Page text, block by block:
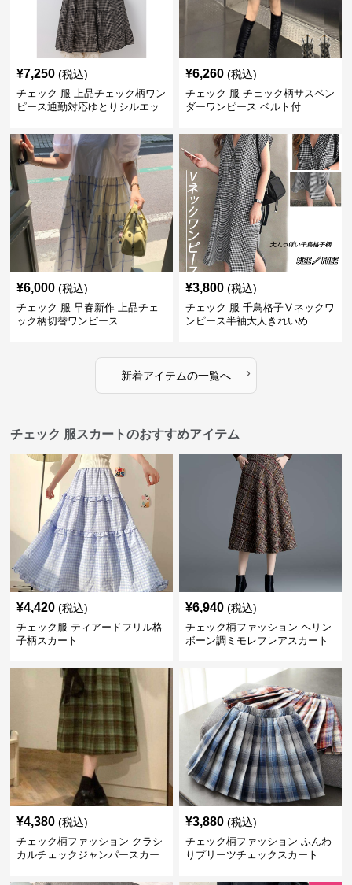
¥7,250 (税込)
チェック 服 上品チェック柄ワン
ピース通勤対応ゆとりシルエッ
¥6,260 (税込)
チェック 服 チェック柄サスペン
ダーワンピース ベルト付
¥6,000 (税込)
チェック 服 早春新作 上品チェ
ック柄切替ワンピース
¥3,800 (税込)
チェック 服 千鳥格子Ⅴネックワ
ンピース半袖大人きれいめ
新着アイテムの一覧へ ›
チェック 服スカートのおすすめアイテム
¥4,420 (税込)
チェック服 ティアードフリル格
子柄スカート
¥6,940 (税込)
チェック柄ファッション ヘリン
ボーン調ミモレフレアスカート
¥4,380 (税込)
チェック柄ファッション クラシ
カルチェックジャンパースカー
¥3,880 (税込)
チェック柄ファッション ふんわ
りプリーツチェックスカート